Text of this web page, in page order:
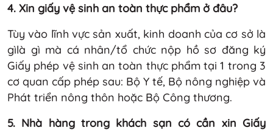
4. Xin giấy vệ sinh an toàn thực phẩm ở đâu?
Tùy vào lĩnh vực sản xuất, kinh doanh của cơ sở là
gìlà gì mà cá nhân/tổ chức nộp hồ sơ đăng ký
Giấy phép vệ sinh an toàn thực phẩm tại 1 trong 3
cơ quan cấp phép sau: Bộ Y tế, Bộ nông nghiệp và
Phát triển nông thôn hoặc Bộ Công thương.
5. Nhà hàng trong khách sạn có cần xin Giấy